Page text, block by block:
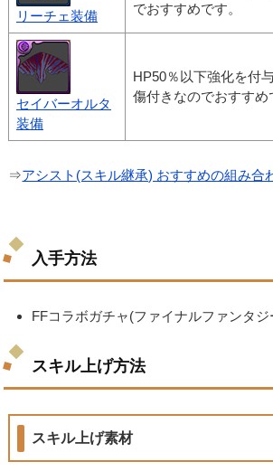
リーチェ装備
でおすすめです。
セイバーオルタ
装備
HP50％以下強化を付
傷付きなのでおすすめ
⇒アシスト(スキル継承) おすすめの組み合
入手方法
FFコラボガチャ(ファイナルファンタジ
スキル上げ方法
スキル上げ素材